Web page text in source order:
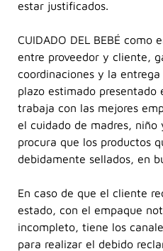
estar justificados.
CUIDADO DEL BEBÉ como
entre proveedor y cliente,
coordinaciones y la
plazo estimado presentado
trabaja con las mejores
el cuidado de madres, niño
procura que los productos
debidamente sellados, en
En caso de que el cliente
estado, con el empaque
incompleto, tiene los
para realizar el debido